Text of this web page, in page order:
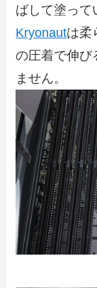
ばして塗って
Kryonautは柔
の圧着で伸び
ません。